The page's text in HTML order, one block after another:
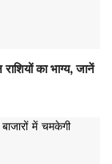
का भाग्य, जानें